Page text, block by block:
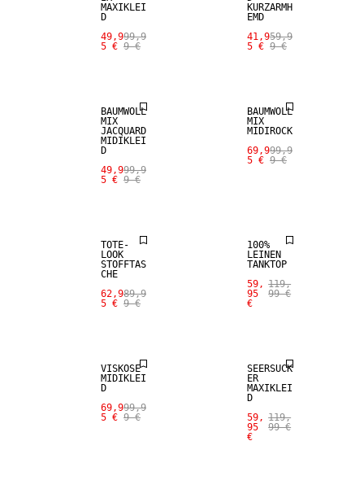
MAXIKLEI
D
49,9
5 €
99,9
9 €
KURZARMH
EMD
41,9
5 €
59,9
9 €
BAUMWOLL
MIX
JACQUARD
MIDIKLEI
D
49,9
5 €
99,9
9 €
BAUMWOLL
MIX
MIDIROCK
69,9
5 €
99,9
9 €
TOTE-
LOOK
STOFFTAS
CHE
62,9
5 €
89,9
9 €
SALE
100%
LEINEN
TANKTOP
59,
95
€
119,
99 €
VISKOSE
MIDIKLEI
D
69,9
5 €
99,9
9 €
SEERSUCK
ER
MAXIKLEI
D
59,
95
€
119,
99 €